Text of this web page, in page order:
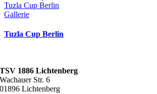
Tuzla Cup Berlin
Gallerie
Tuzla Cup Berlin
TSV 1886 Lichtenberg
Wachauer Str. 6
01896 Lichtenberg